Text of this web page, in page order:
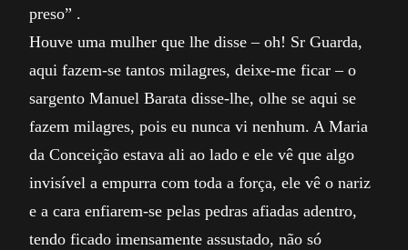
preso” .
Houve uma mulher que lhe disse – oh! Sr Guarda,
aqui fazem-se tantos milagres, deixe-me ficar – o
sargento Manuel Barata disse-lhe, olhe se aqui se
fazem milagres, pois eu nunca vi nenhum. A Maria
da Conceição estava ali ao lado e ele vê que algo
invisível a empurra com toda a força, ele vê o nariz
e a cara enfiarem-se pelas pedras afiadas adentro,
tendo ficado imensamente assustado, não só